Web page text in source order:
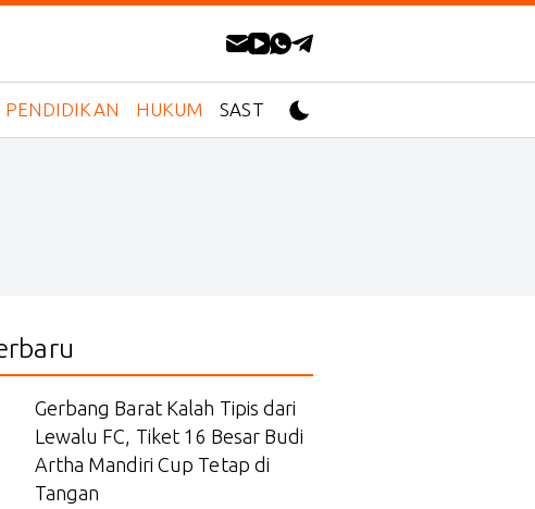
PENDIDIKAN HUKUM SASTRA
Gerbang Barat Kalah Tipis dari
Lewalu FC, Tiket 16 Besar Budi
Artha Mandiri Cup Tetap di
Tangan